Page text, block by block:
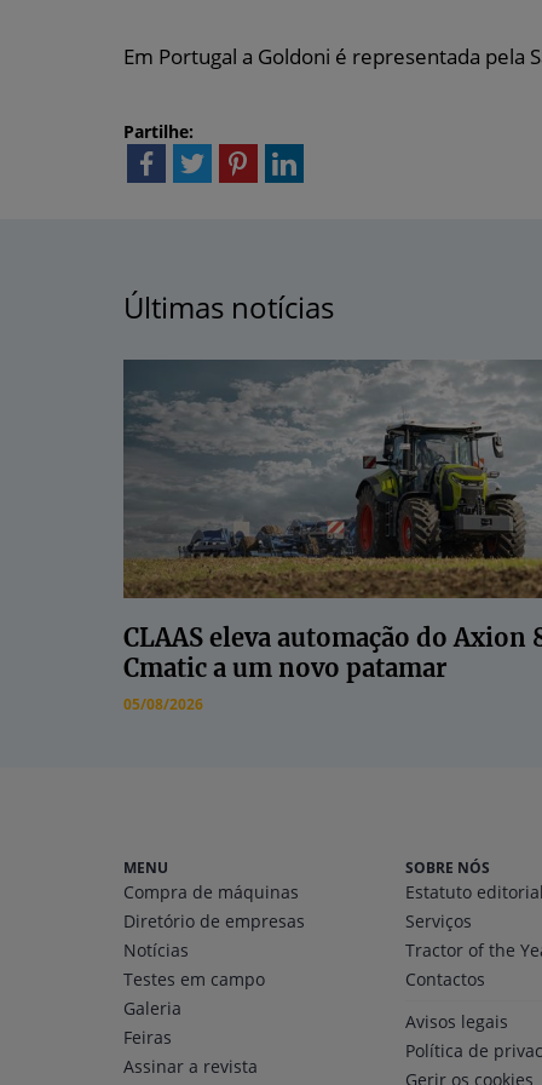
Em Portugal a Goldoni é representada pela
Partilhe:
Últimas notícias
CLAAS eleva automação do Axion
Cmatic a um novo patamar
05/08/2026
MENU
Compra de máquinas
Diretório de empresas
Notícias
Testes em campo
Galeria
Feiras
Assinar a revista
SOBRE NÓS
Estatuto editorial
Serviços
Tractor of the
Contactos
Avisos legais
Política de
Gerir os cookies